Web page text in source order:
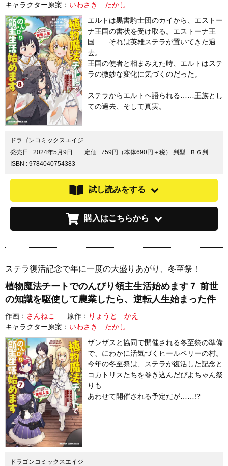
キャラクター原案： いわさき たかし
エルトは黒書騎士団のカイから、エストー
ナ王国の書状を受け取る。エストーナ王
国……それは英雄ステラが置いてきた過
去。
王国の使者と相まみえた時、エルトはステ
ラの微妙な変化に気づくのだった。
ステラからエルトへ語られる……王族とし
ての過去、そして真実。
ドラゴンコミックスエイジ
発売日 : 2024年5月9日 定価 : 759円（本体690円＋税） 判型 : Ｂ６判
ISBN : 9784040754383
試し読みをする
購入はこちらから
ステラ復活記念で年に一度の大盛りあがり、冬至祭！
植物魔法チートでのんびり領主生活始めます７ 前世
の知識を駆使して農業したら、逆転人生始まった件
作画： さんねこ 原作： りょうと かえ
キャラクター原案： いわさき たかし
ザンザスと協同で開催される冬至祭の準備
で、にわかに活気づくヒールベリーの村。
今年の冬至祭は、ステラが復活した記念と
コカトリスたちを巻き込んだぴよちゃん祭
りも
あわせて開催される予定だが……!?
ドラゴンコミックスエイジ